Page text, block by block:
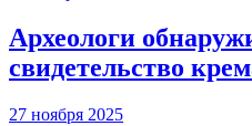
Археологи
свидетельство
27 ноября 2025